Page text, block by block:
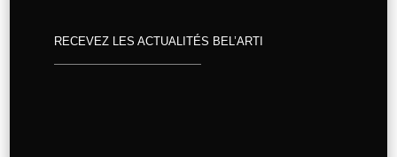
RECEVEZ LES ACTUALITÉS BEL’ARTI